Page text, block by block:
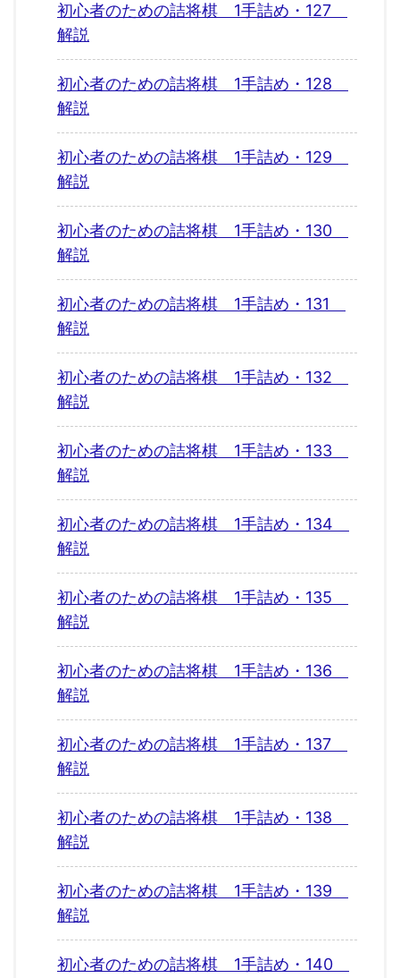
初心者のための詰将棋 1手詰め・127
解説
初心者のための詰将棋 1手詰め・128
解説
初心者のための詰将棋 1手詰め・129
解説
初心者のための詰将棋 1手詰め・130
解説
初心者のための詰将棋 1手詰め・131
解説
初心者のための詰将棋 1手詰め・132
解説
初心者のための詰将棋 1手詰め・133
解説
初心者のための詰将棋 1手詰め・134
解説
初心者のための詰将棋 1手詰め・135
解説
初心者のための詰将棋 1手詰め・136
解説
初心者のための詰将棋 1手詰め・137
解説
初心者のための詰将棋 1手詰め・138
解説
初心者のための詰将棋 1手詰め・139
解説
初心者のための詰将棋 1手詰め・140